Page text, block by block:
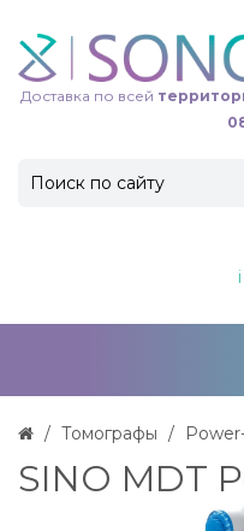
Доставка по всей
Томографы
SINO MDT